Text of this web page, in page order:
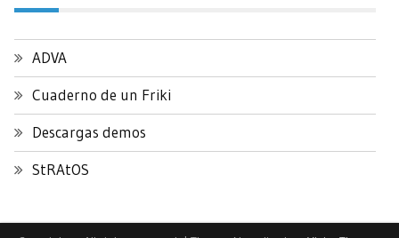
ADVA
Cuaderno de un Friki
Descargas demos
StRAtOS